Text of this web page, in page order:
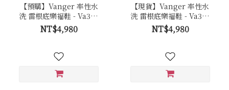
【預購】Vanger 率性水
洗 雷根底樂福鞋 - Va303
棕
NT$4,980
【現貨】Vanger 率性水
洗 雷根底樂福鞋 - Va303
棕
NT$4,980